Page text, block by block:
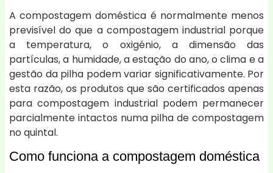
A compostagem doméstica é normalmente menos
previsível do que a compostagem industrial porque
a temperatura, o oxigénio, a dimensão das
partículas, a humidade, a estação do ano, o clima e a
gestão da pilha podem variar significativamente. Por
esta razão, os produtos que são certificados apenas
para compostagem industrial podem permanecer
parcialmente intactos numa pilha de compostagem
no quintal.
Como funciona a compostagem doméstica